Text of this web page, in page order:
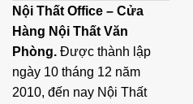
Nội Thất Office – Cửa
Hàng Nội Thất Văn
Phòng. Được thành lập
ngày 10 tháng 12 năm
2010, đến nay Nội Thất